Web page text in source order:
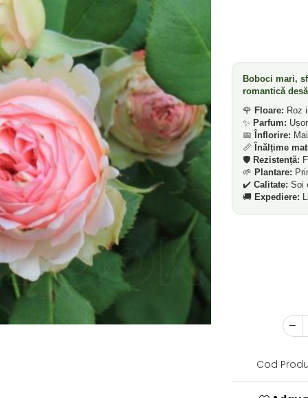
Boboci mari,
romantică
🌹 Floare: Roz
✨ Parfum:
📅
Înflorire:
📏 Înălțime
🛡️ Rezistență:
🌱 Plantare:
✔️ Calitate: Soi
🚚 Expediere:
Cod